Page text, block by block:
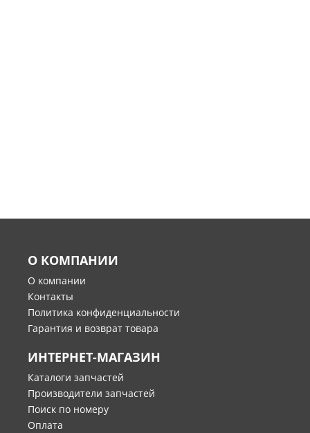
О КОМПАНИИ
О компании
Контакты
Политика конфиденциальности
Гарантия и возврат товара
ИНТЕРНЕТ-МАГАЗИН
Каталоги запчастей
Производители запчастей
Поиск по номеру
Оплата